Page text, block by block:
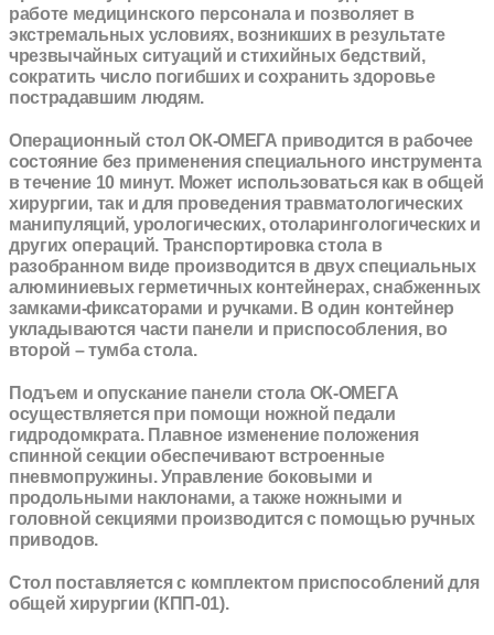
работе медицинского персонала и позволяет в
экстремальных условиях, возникших в результате
чрезвычайных ситуаций и стихийных бедствий,
сократить число погибших и сохранить здоровье
пострадавшим людям.
Операционный стол ОК-ОМЕГА приводится в рабочее
состояние без применения специального инструмента
в течение 10 минут. Может использоваться как в общей
хирургии, так и для проведения травматологических
манипуляций, урологических, отоларингологических и
других операций. Транспортировка стола в
разобранном виде производится в двух специальных
алюминиевых герметичных контейнерах, снабженных
замками-фиксаторами и ручками. В один контейнер
укладываются части панели и приспособления, во
второй – тумба стола.
Подъем и опускание панели стола ОК-ОМЕГА
осуществляется при помощи ножной педали
гидродомкрата. Плавное изменение положения
спинной секции обеспечивают встроенные
пневмопружины. Управление боковыми и
продольными наклонами, а также ножными и
головной секциями производится с помощью ручных
приводов.
Стол поставляется с комплектом приспособлений для
общей хирургии (КПП-01).